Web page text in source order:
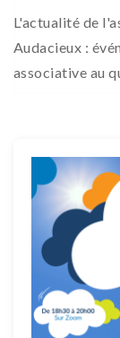
L'actualité de
Audacieux :
associative au